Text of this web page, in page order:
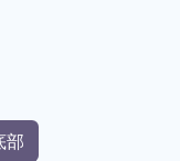
部